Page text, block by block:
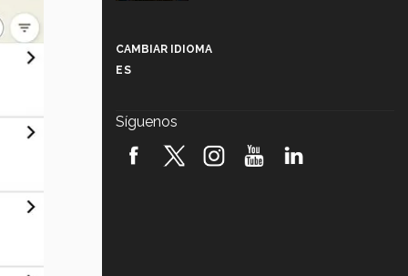
robótica FIRST 2026! (video)
CAMBIAR IDIOMA
ES
Síguenos